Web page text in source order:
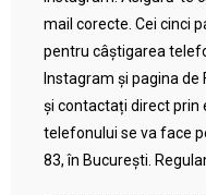
mail corecte. Cei cinci
pentru câștigarea
Instagram și pagina de
și contactați direct prin
telefonului se va face
83, în București.